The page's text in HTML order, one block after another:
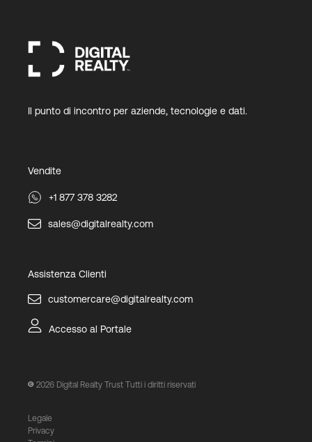
Il punto di incontro per aziende, tecnologie e dati.
Vendite
+1 877 378 3282
sales@digitalrealty.com
Assistenza Clienti
customercare@digitalrealty.com
Accesso al Portale
2026 Digital Realty Trust Tutti i diritti riservati
Legale
Privacy